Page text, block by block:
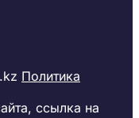
Политика
ссылка на